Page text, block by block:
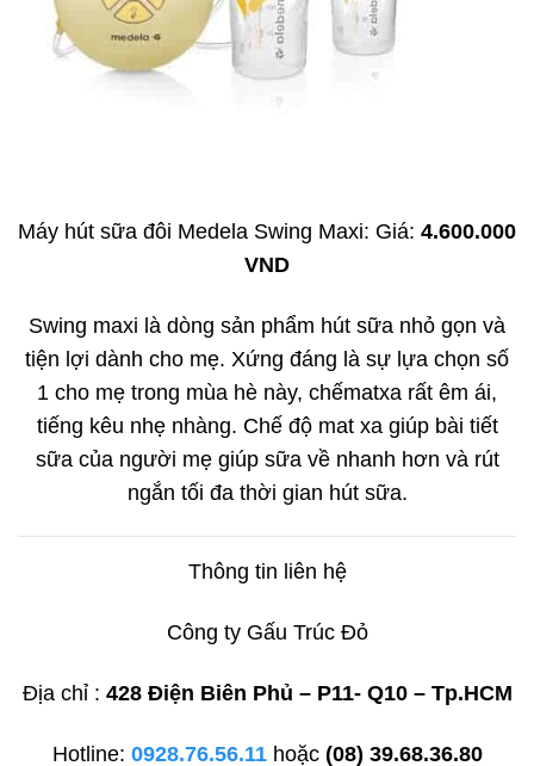
Máy hút sữa đôi Medela Swing Maxi: Giá: 4.600.000
VND
Swing maxi là dòng sản phẩm hút sữa nhỏ gọn và
tiện lợi dành cho mẹ. Xứng đáng là sự lựa chọn số
1 cho mẹ trong mùa hè này, chếmatxa rất êm ái,
tiếng kêu nhẹ nhàng. Chế độ mat xa giúp bài tiết
sữa của người mẹ giúp sữa về nhanh hơn và rút
ngắn tối đa thời gian hút sữa.
Thông tin liên hệ
Công ty Gấu Trúc Đỏ
Địa chỉ : 428 Điện Biên Phủ – P11- Q10 – Tp.HCM
Hotline: 0928.76.56.11hoặc (08) 39.68.36.80